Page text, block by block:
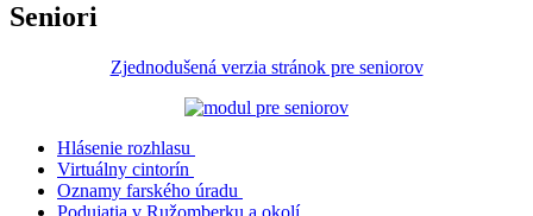
Seniori
Zjednodušená verzia stránok pre seniorov
Hlásenie rozhlasu
Virtuálny cintorín
Oznamy farského úradu
Podujatia v Ružomberku a okolí